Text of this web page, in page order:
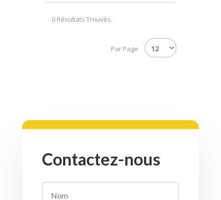
0 Résultats Trouvés.
Par Page
Contactez-nous